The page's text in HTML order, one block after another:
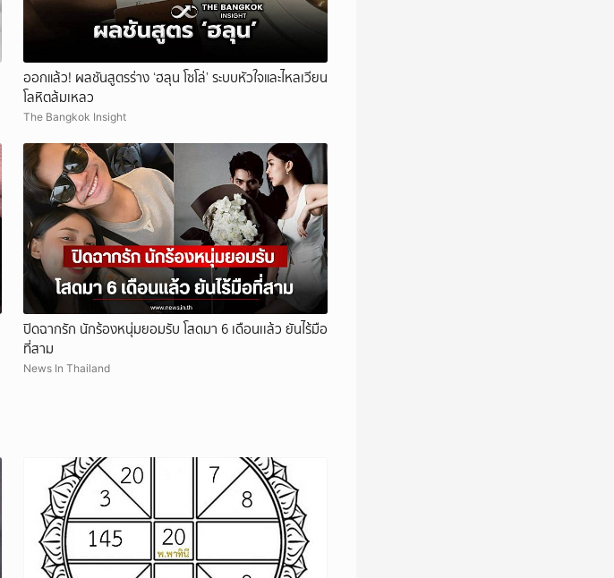
ออกแล้ว! ผลชันสูตรร่าง ‘ฮลุน โซโล่’ ระบบหัวใจและไหลเวียน
โลหิตล้มเหลว
The Bangkok Insight
ปิดฉากรัก นักร้องหนุ่มยอมรับ โสดมา 6 เดือนเเล้ว ยันไร้มือ
ที่สาม
News In Thailand